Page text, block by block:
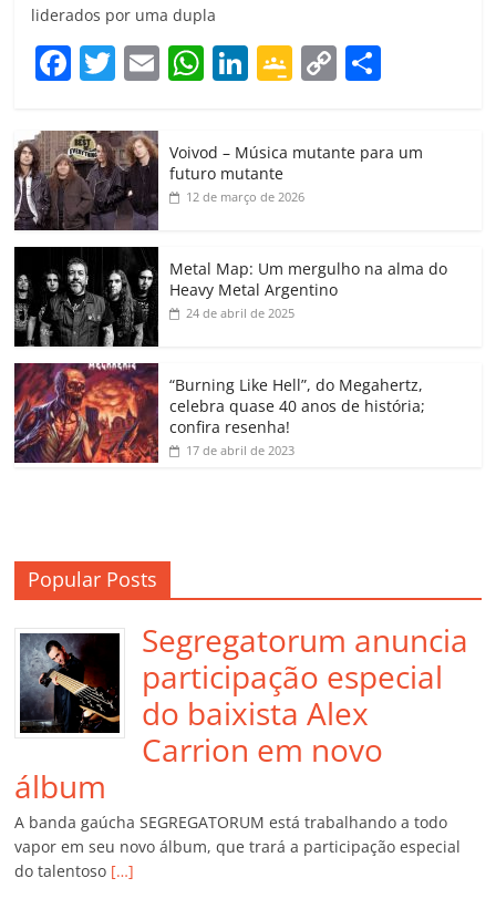
liderados por uma dupla
F
c
e
b
o
o
k
T
itt
er
E
ai
W
at
s
A
p
Li
k
e
dI
G
gl
e
a
ss
o
m
C
y
k
p
h
Voivod – Música mutante para um
futuro mutante
12 de março de 2026
Metal Map: Um mergulho na alma do
Heavy Metal Argentino
24 de abril de 2025
“Burning Like Hell”, do Megahertz,
celebra quase 40 anos de história;
confira resenha!
17 de abril de 2023
Popular Posts
Segregatorum anuncia
participação especial
do baixista Alex
Carrion em novo
álbum
A banda gaúcha SEGREGATORUM está trabalhando a todo
vapor em seu novo álbum, que trará a participação especial
do talentoso […]